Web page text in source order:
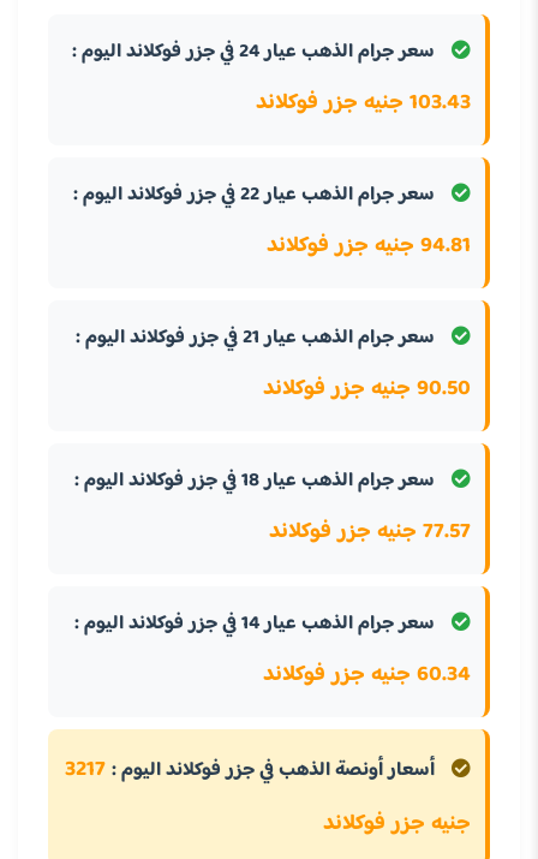
سعر جرام الذهب عيار 24 في جزر فوكلاند اليوم :
103.43 جنيه جزر فوكلاند
سعر جرام الذهب عيار 22 في جزر فوكلاند اليوم :
94.81 جنيه جزر فوكلاند
سعر جرام الذهب عيار 21 في جزر فوكلاند اليوم :
90.50 جنيه جزر فوكلاند
سعر جرام الذهب عيار 18 في جزر فوكلاند اليوم :
77.57 جنيه جزر فوكلاند
سعر جرام الذهب عيار 14 في جزر فوكلاند اليوم :
60.34 جنيه جزر فوكلاند
أسعار أونصة الذهب في جزر فوكلاند اليوم :3217
جنيه جزر فوكلاند